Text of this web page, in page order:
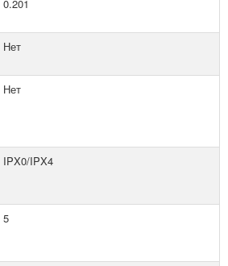
0.201
Нет
Нет
IPX0/IPX4
5